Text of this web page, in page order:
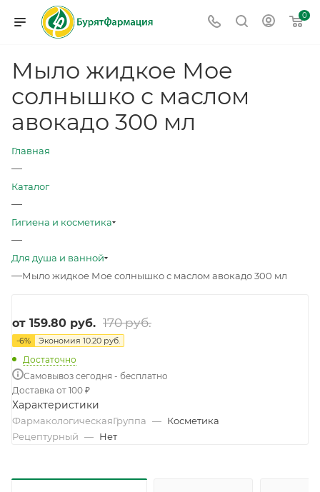
0
Мыло жидкое Мое
солнышко с маслом
авокадо 300 мл
Главная
—
Каталог
—
Гигиена и косметика
—
Для душа и ванной
—Мыло жидкое Мое солнышко с маслом авокадо 300 мл
от 159.80 руб. 170 руб.
-6% Экономия 10.20 руб.
Достаточно
Самовывоз сегодня - бесплатно
Доставка от 100 ₽
Характеристики
ФармакологическаяГруппа — Косметика
Рецептурный — Нет